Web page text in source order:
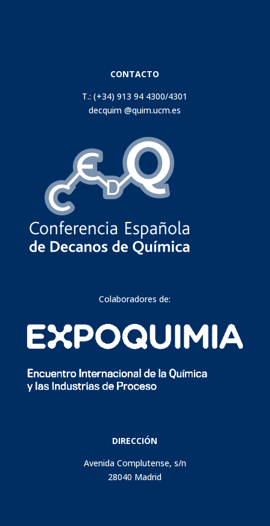
CONTACTO
T.: (+34) 913 94 4300/4301
decquim @quim.ucm.es
Colaboradores de:
DIRECCIÓN
Avenida Complutense, s/n
28040 Madrid